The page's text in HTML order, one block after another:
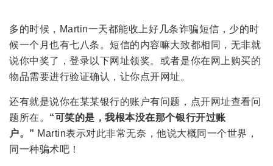
多的时候，Martin一天都能收上好几条诈骗短信，少的时
候一个月也有七八条。短信的内容嘛大致都相同，无非就
说你中奖了，登录以下网址领奖。或者是你在网上购买的
物品需要进行验证确认，让你点开网址。
还有就是说你在某某银行的账户有问题，点开网址查看问
题所在。 “可笑的是，我根本没在那个银行开过账
户。” Martin表示对此非常无奈，他说大概同一个世界，
同一种骗术吧！